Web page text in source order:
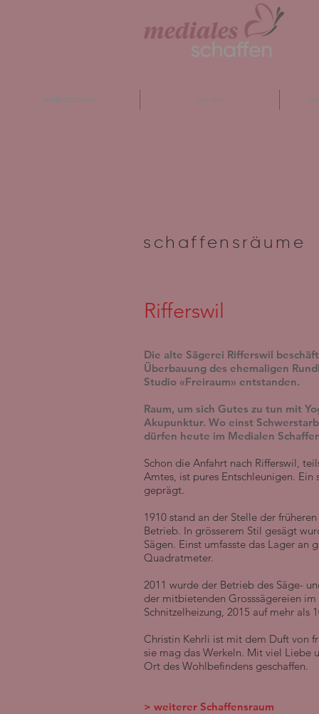
willkommen zu mir
schaffensräume
Rifferswil
Die alte Sägerei Rifferswil
Überbauung des ehemaligen
Studio «Freiraum» entstanden.
Raum, um sich Gutes zu tun mit
Akupunktur. Wo einst
dürfen heute im Medialen
Schon die Anfahrt nach Rifferswil,
Amtes, ist pures Entschleunigen.
geprägt.
1910 stand an der Stelle der
Betrieb. In grösserem Stil gesägt
Sägen. Einst umfasste das Lager an
Quadratmeter.
2011 wurde der Betrieb des Säge-
der mitbietenden Grosssägereien
Schnitzelheizung, 2015 auf mehr als
Christin Kehrli ist mit dem Duft von
sie mag das Werkeln. Mit viel Liebe
Ort des Wohlbefindens geschaffen.
> weiterer Schaffensraum